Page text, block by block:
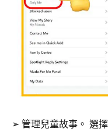
➢ 管理兒童故事。 選